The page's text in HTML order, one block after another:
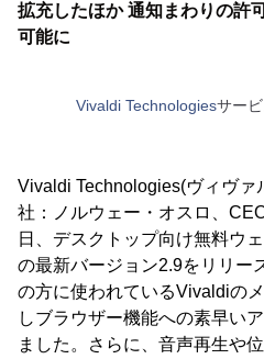
拡充したほか 通知まわりの許
可能に
Vivaldi Technologiesサー
Vivaldi Technologies(ヴィヴァ
社：ノルウェー・オスロ、
日、デスクトップ向け無料ウ
の最新バージョン2.9をリリー
の方に使われているVivaldiの
しブラウザー機能への素早い
ました。さらに、音声再生や